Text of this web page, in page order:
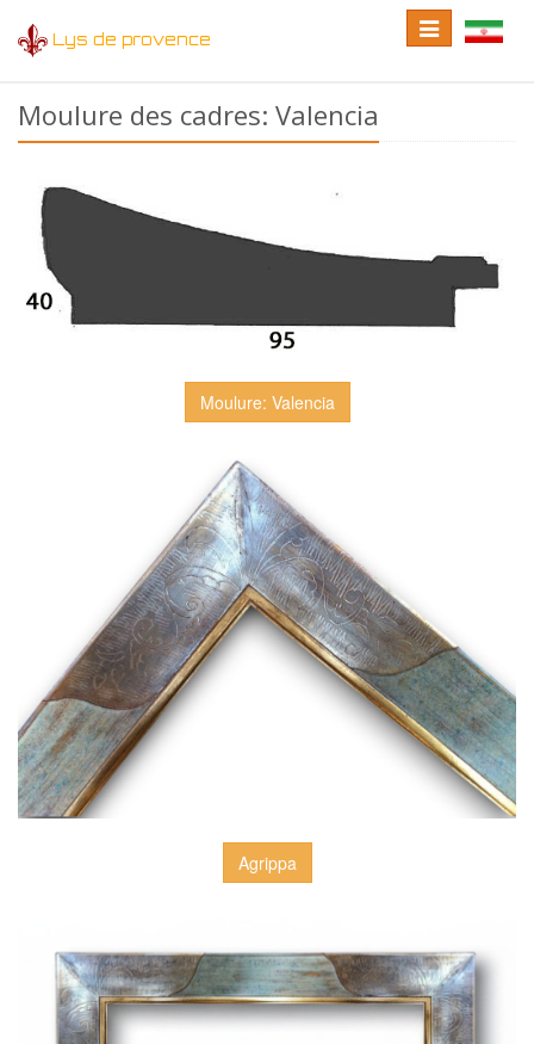
Lys de provence
Toggle
Toggle
navigation
Moulure des cadres: Valencia
Moulure: Valencia
Agrippa